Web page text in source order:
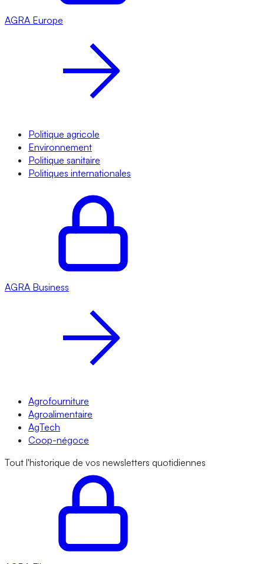
AGRA Europe
Politique agricole
Environnement
Politique sanitaire
Politiques internationales
AGRA Business
Agrofourniture
Agroalimentaire
AgTech
Coop-négoce
Tout l'historique de vos newsletters quotidiennes